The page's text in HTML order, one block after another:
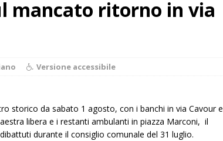
]
Modifiche alla viabilità a Scaparoni per i lavori della nuova
] La festa di San Rocco dimostra che Santo Stefano Belbo è un
mancato ritorno in via
Versione accessibile
storico da sabato 1 agosto, con i banchi in via Cavour e
libera e i restanti ambulanti in piazza Marconi, il
durante il consiglio comunale del 31 luglio.